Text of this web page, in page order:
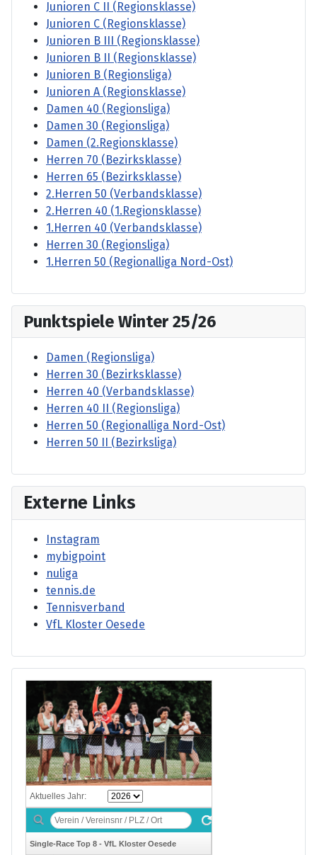
Junioren C II (Regionsklasse)
Junioren C (Regionsklasse)
Junioren B III (Regionsklasse)
Junioren B II (Regionsklasse)
Junioren B (Regionsliga)
Junioren A (Regionsklasse)
Damen 40 (Regionsliga)
Damen 30 (Regionsliga)
Damen (2.Regionsklasse)
Herren 70 (Bezirksklasse)
Herren 65 (Bezirksklasse)
2.Herren 50 (Verbandsklasse)
2.Herren 40 (1.Regionsklasse)
1.Herren 40 (Verbandsklasse)
Herren 30 (Regionsliga)
1.Herren 50 (Regionalliga Nord-Ost)
Punktspiele Winter 25/26
Damen (Regionsliga)
Herren 30 (Bezirksklasse)
Herren 40 (Verbandsklasse)
Herren 40 II (Regionsliga)
Herren 50 (Regionalliga Nord-Ost)
Herren 50 II (Bezirksliga)
Externe Links
Instagram
mybigpoint
nuliga
tennis.de
Tennisverband
VfL Kloster Oesede